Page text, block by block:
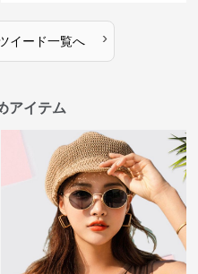
イード一覧へ ›
アイテム